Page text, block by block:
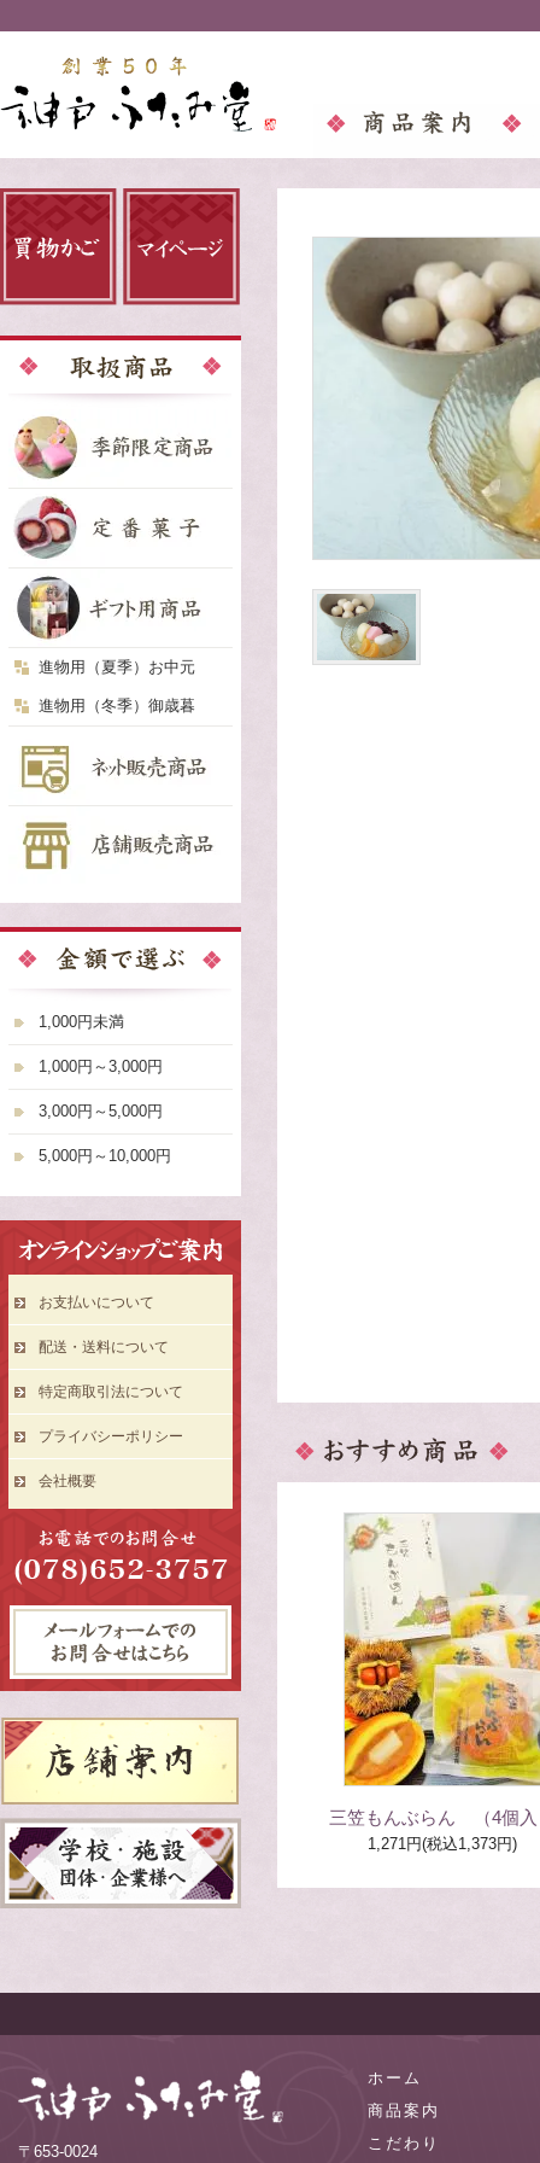
三笠もんぶらん （4個
1,271円(税込1,373円)
進物用（夏季）お中元
進物用（冬季）御歳暮
1,000円未満
1,000円～3,000円
3,000円～5,000円
5,000円～10,000円
お支払いについて
配送・送料について
特定商取引法について
プライバシーポリシー
会社概要
〒653-0024
ホーム
商品案内
こだわり